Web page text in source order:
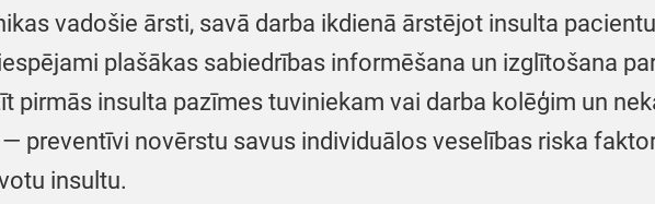
vadošie ārsti, savā darba ikdienā ārstējot insulta
plašākas sabiedrības informēšana un izglītošana
pirmās insulta pazīmes tuviniekam vai darba kolēģim un
preventīvi novērstu savus individuālos veselības riska
insultu.